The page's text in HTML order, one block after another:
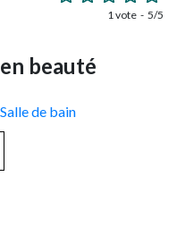
1 vote 5/5
beauté
Salle de bain